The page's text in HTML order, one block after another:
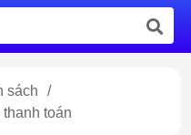
sách
/
toán